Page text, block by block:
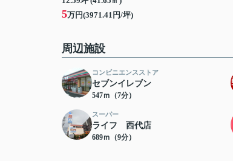
5万円(3971.41円/坪)
周辺施設
コンビニエンスストア
セブンイレブン
547ｍ（7分）
スーパー
ライフ 西代店
689ｍ（9分）